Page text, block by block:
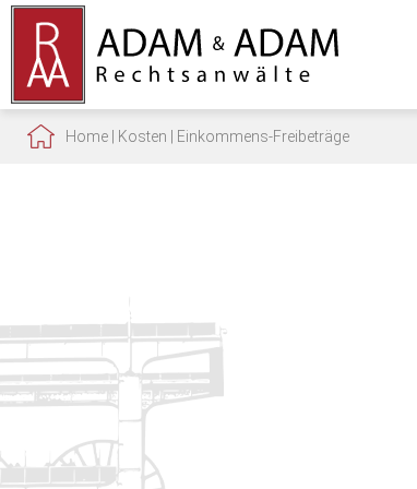
Home Kosten Einkommens-Freibeträge